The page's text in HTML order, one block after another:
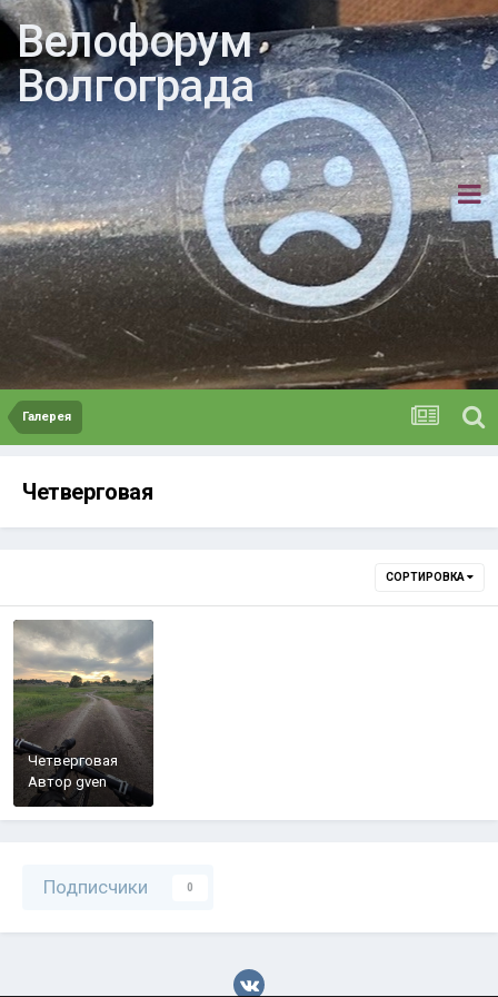
Велофорум
Волгограда
Галерея
Четверговая
СОРТИРОВКА
Четверговая
Автор gven
Подписчики 0